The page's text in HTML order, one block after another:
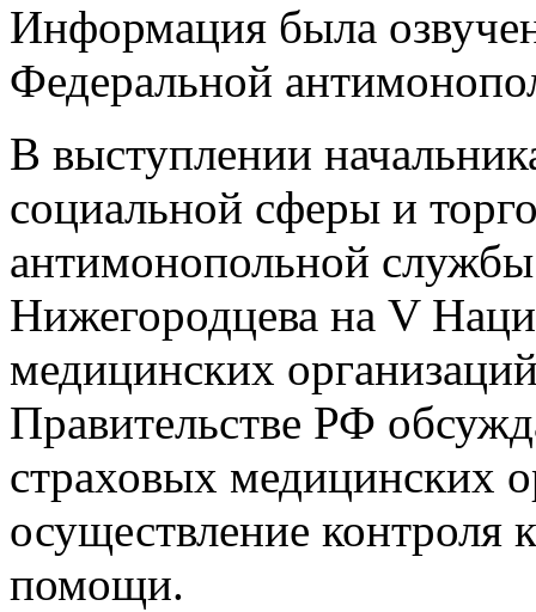
Информация была
Федеральной
В выступлении
социальной сферы и
антимонопольной
Нижегородцева на V
медицинских
Правительстве РФ
страховых медицинских
осуществление контроля
помощи.